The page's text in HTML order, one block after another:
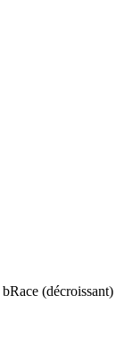
bRace (décroissant)